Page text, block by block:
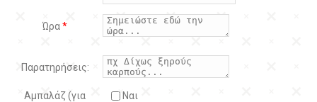
Ώρα*
Παρατηρήσεις:
Αμπαλάζ (για
Ναι